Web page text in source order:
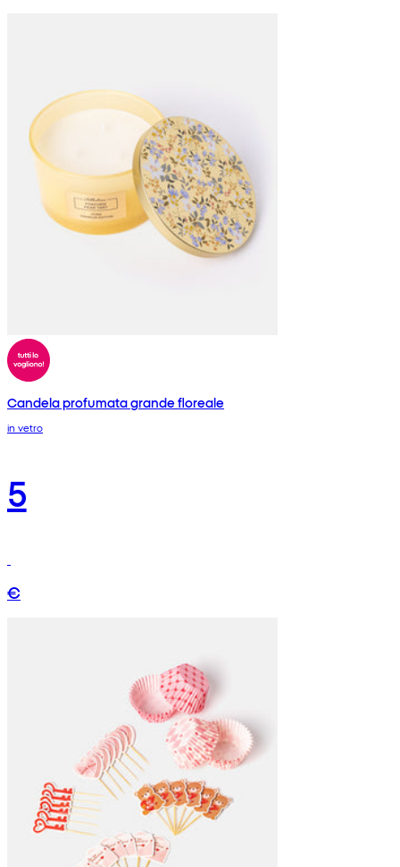
Candela profumata grande floreale
in vetro
5
€